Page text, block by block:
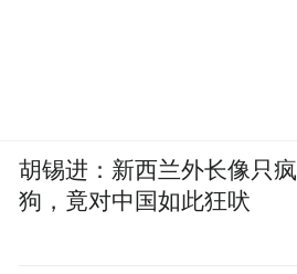
胡锡进：新西兰外长像只疯
狗，竟对中国如此狂吠